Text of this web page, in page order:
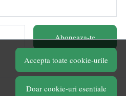
Accepta toate cookie-urile
Doar cookie-uri esentiale
Aboneaza-te